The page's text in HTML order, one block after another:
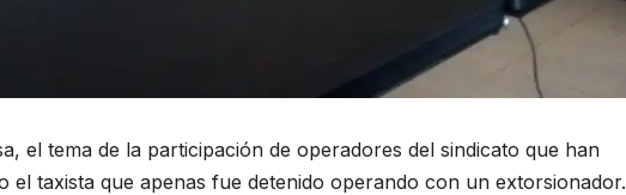
el tema de la participación de operadores del sindicato que han
el taxista que apenas fue detenido operando con un extorsionador.